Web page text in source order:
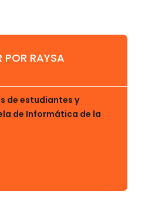
POR RAYSA
de estudiantes y
de Informática de la